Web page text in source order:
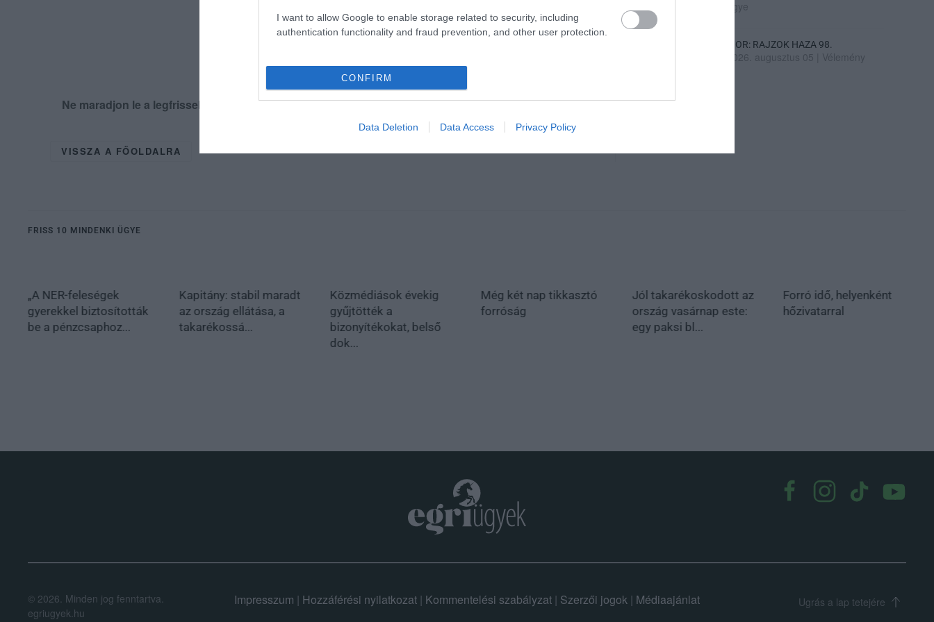
I want to allow Google to enable storage related to security, including
authentication functionality and fraud prevention, and other user protection.
CONFIRM
Data Deletion Data Access Privacy Policy
Ne maradjon le a legfrissebb hírekről, kövessen bennünket az EGRI ÜGYEK Google Hírek oldalán!
VISSZA A FŐOLDALRA
ügye
SIOR: RAJZOK HAZA 98.
2026. augusztus 05 Vélemény
FRISS 10 MINDENKI ÜGYE
„A NER-feleségek
gyerekkel biztosították
be a pénzcsaphoz...
Kapitány: stabil maradt
az ország ellátása, a
takarékossá...
Közmédiások évekig
gyűjtötték a
bizonyítékokat, belső
dok...
Még két nap tikkasztó
forróság
Jól takarékoskodott az
ország vasárnap este:
egy paksi bl...
Forró idő, helyenként
hőzivatarral
© 2026. Minden jog fenntartva.
egriugyek.hu
Impresszum | Hozzáférési nyilatkozat| Kommentelési szabályzat| Szerzői jogok| Médiaajánlat Ugrás a lap tetejére